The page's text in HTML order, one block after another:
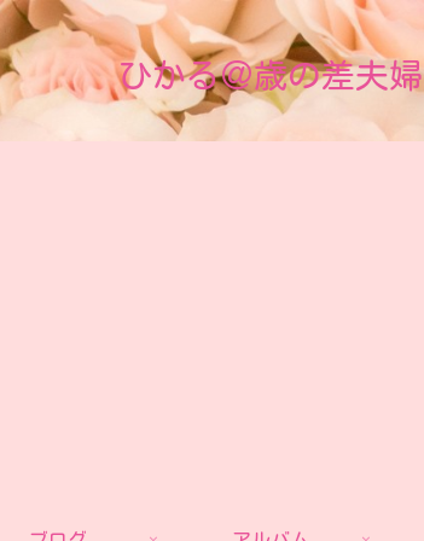
ひかる＠歳の差夫婦